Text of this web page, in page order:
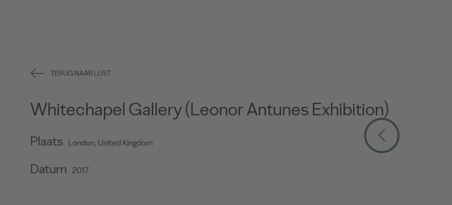
TERUG NAAR LIJST
Whitechapel Gallery (Leonor Antunes Exhibition)
Plaats London, United Kingdom
Datum 2017